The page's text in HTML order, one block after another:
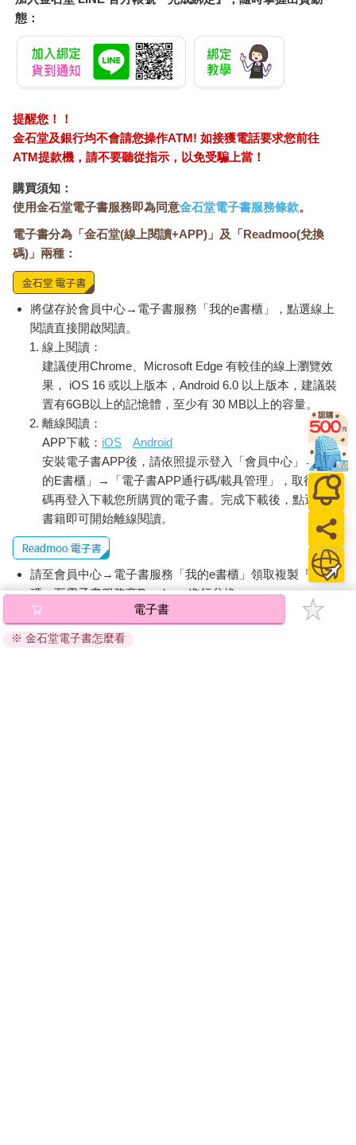
態：
提醒您！！
金石堂及銀行均不會請您操作ATM! 如接獲電話要求您前往
ATM提款機，請不要聽從指示，以免受騙上當！
購買須知：
使用金石堂電子書服務即為同意金石堂電子書服務條款。
電子書分為「金石堂(線上閱讀+APP)」及「Readmoo(兌換
碼)」兩種：
將儲存於會員中心→電子書服務「我的e書櫃」，點選線上
閱讀直接開啟閱讀。
線上閱讀：
建議使用Chrome、Microsoft Edge 有較佳的線上瀏覽效
果， iOS 16 或以上版本，Android 6.0 以上版本，建議裝
置有6GB以上的記憶體，至少有 30 MB以上的容量。
離線閱讀：
APP下載： iOS
Android
安裝電子書APP後，請依照提示登入「會員中心」→「我
的E書櫃」→「電子書APP通行碼/載具管理」，取得通行
碼再登入下載您所購買的電子書。完成下載後，點選任一
書籍即可開始離線閱讀。
請至會員中心→電子書服務「我的e書櫃」領取複製『兌換
碼』至電子書服務商Readmoo進行兌換。
退換貨須知：
因版權保護，您在金石堂所購買的電子書僅能以金石堂專屬
電子書
※ 金石堂電子書怎麼看